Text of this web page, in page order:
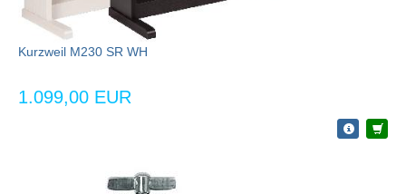
Kurzweil M230 SR WH
1.099,00 EUR